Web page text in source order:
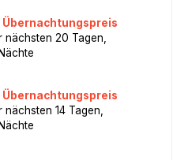
Übernachtungspreis
20 Tagen,
Übernachtungspreis
14 Tagen,